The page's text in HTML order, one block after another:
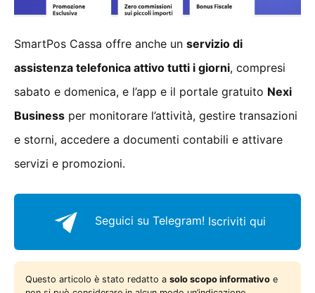
SmartPos Cassa offre anche un servizio di
assistenza telefonica attivo tutti i giorni, compresi
sabato e domenica, e l’app e il portale gratuito Nexi
Business per monitorare l’attività, gestire transazioni
e storni, accedere a documenti contabili e attivare
servizi e promozioni.
Seguici su Telegram! Iscriviti qui
Questo articolo è stato redatto a solo scopo informativo e